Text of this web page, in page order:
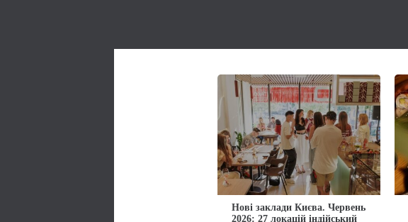
Нові заклади Києва. Червень
2026: 27 локацій індійський